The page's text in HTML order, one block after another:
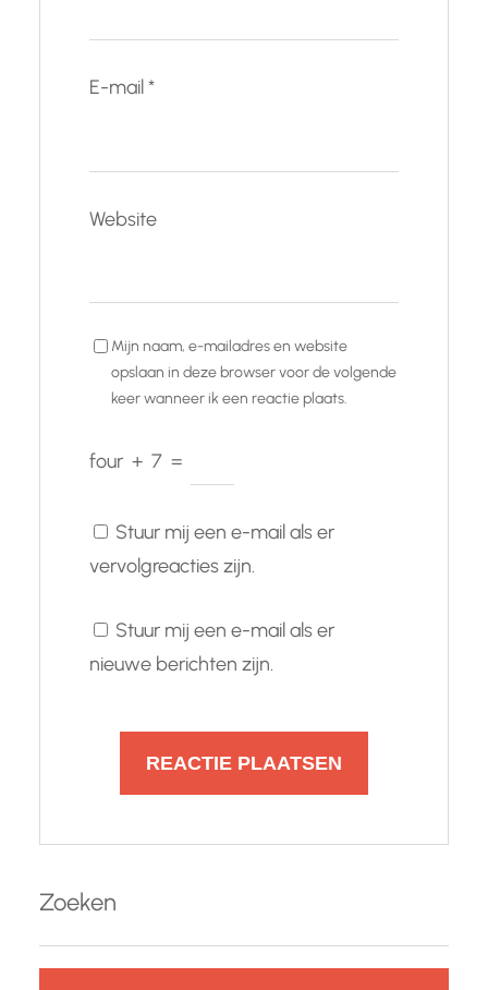
E-mail*
Website
Mijn naam, e-mailadres en website
opslaan in deze browser voor de volgende
keer wanneer ik een reactie plaats.
four + 7 =
Stuur mij een e-mail als er
vervolgreacties zijn.
Stuur mij een e-mail als er
nieuwe berichten zijn.
Zoeken